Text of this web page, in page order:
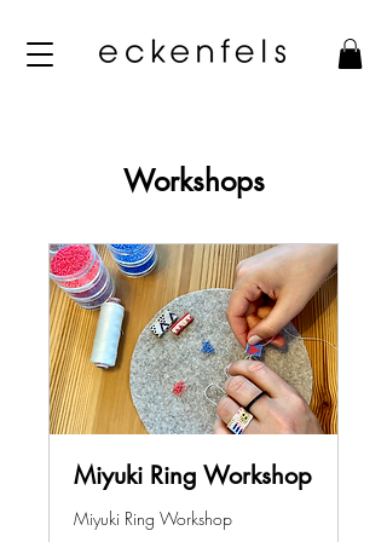
Workshops
Miyuki Ring Workshop
Miyuki Ring Workshop